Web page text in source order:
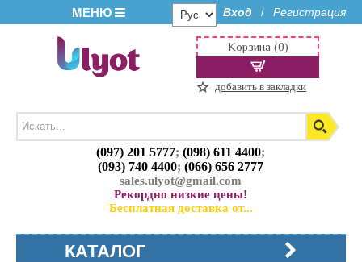
МЕНЮ Вход / Регистрация
(097) 201 5777;(098) 611 4400;
(093) 740 4400;(066) 656 2777
sales.ulyot@gmail.com
Рекордно низкие цены!
Бесплатная доставка от...
Корзина (0)
добавить в закладки
КАТАЛОГ